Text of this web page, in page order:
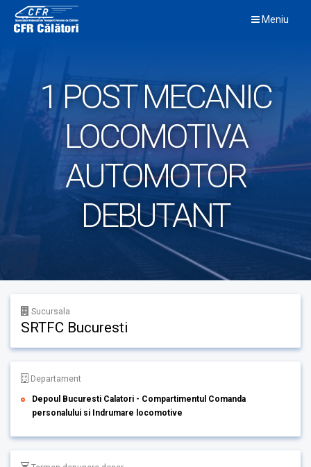
content
Meniu
1 POST MECANIC
LOCOMOTIVA
AUTOMOTOR
DEBUTANT
Sucursala
SRTFC Bucuresti
Departament
Depoul Bucuresti Calatori - Compartimentul Comanda
personalului si Indrumare locomotive